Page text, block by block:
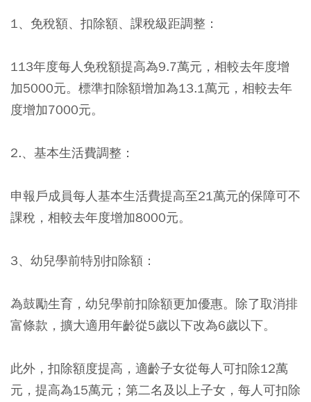
1、免稅額、扣除額、課稅級距調整：
113年度每人免稅額提高為9.7萬元，相較去年度增
加5000元。標準扣除額增加為13.1萬元，相較去年
度增加7000元。
2.、基本生活費調整：
申報戶成員每人基本生活費提高至21萬元的保障可不
課稅，相較去年度增加8000元。
3、幼兒學前特別扣除額：
為鼓勵生育，幼兒學前扣除額更加優惠。除了取消排
富條款，擴大適用年齡從5歲以下改為6歲以下。
此外，扣除額度提高，適齡子女從每人可扣除12萬
元，提高為15萬元；第二名及以上子女，每人可扣除